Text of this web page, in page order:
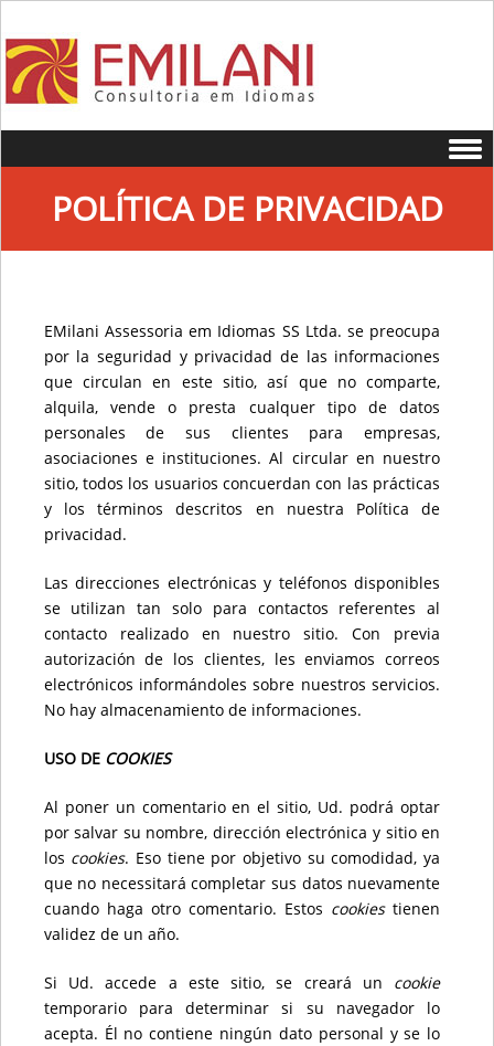
POLÍTICA DE PRIVACIDAD
EMilani Assessoria em Idiomas SS Ltda. se preocupa
por la seguridad y privacidad de las informaciones
que circulan en este sitio, así que no comparte,
alquila, vende o presta cualquer tipo de datos
personales de sus clientes para empresas,
asociaciones e instituciones. Al circular en nuestro
sitio, todos los usuarios concuerdan con las prácticas
y los términos descritos en nuestra Política de
privacidad.
Las direcciones electrónicas y teléfonos disponibles
se utilizan tan solo para contactos referentes al
contacto realizado en nuestro sitio. Con previa
autorización de los clientes, les enviamos correos
electrónicos informándoles sobre nuestros servicios.
No hay almacenamiento de informaciones.
USO DE COOKIES
Al poner un comentario en el sitio, Ud. podrá optar
por salvar su nombre, dirección electrónica y sitio en
los cookies. Eso tiene por objetivo su comodidad, ya
que no necessitará completar sus datos nuevamente
cuando haga otro comentario. Estos cookiestienen
validez de un año.
Si Ud. accede a este sitio, se creará un cookie
temporario para determinar si su navegador lo
acepta. Él no contiene ningún dato personal y se lo